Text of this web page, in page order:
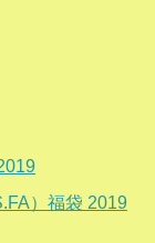
）福袋 2019